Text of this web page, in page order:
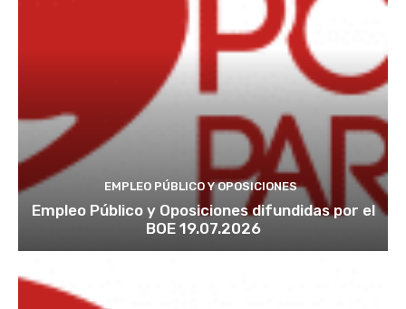
EMPLEO PÚBLICO Y OPOSICIONES
Empleo Público y Oposiciones difundidas por el
BOE 19.07.2026